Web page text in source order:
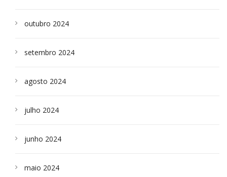
outubro 2024
setembro 2024
agosto 2024
julho 2024
junho 2024
maio 2024